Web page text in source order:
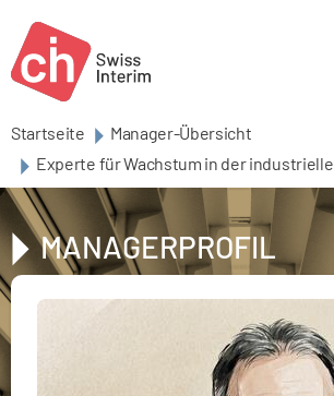
Startseite
Manager-Übersicht
Experte für Wachstum in der
MANAGERPROFIL